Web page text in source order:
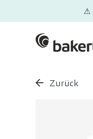
⚠
Zurück